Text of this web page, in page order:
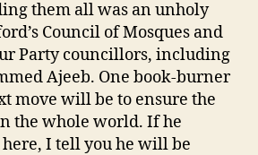
them all was an unholy
Council of Mosques and
Party councillors, including
Ajeeb. One book-burner
move will be to ensure the
the whole world. If he
here, I tell you he will be